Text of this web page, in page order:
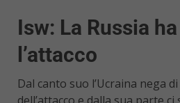
Isw: La Russia
l’attacco
Dal canto suo l’Ucraina nega